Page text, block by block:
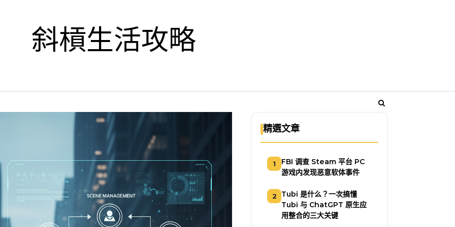
斜槓生活攻略
精選文章
1
FBI 调查 Steam 平台 PC
游戏内发现恶意软体事件
2
Tubi 是什么？一次搞懂
Tubi 与 ChatGPT 原生应
用整合的三大关键